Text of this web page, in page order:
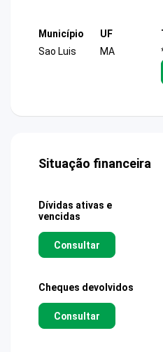
Município
Sao Luis
UF
MA
Situação financeira
Dívidas ativas e
vencidas
Consultar
Cheques devolvidos
Consultar